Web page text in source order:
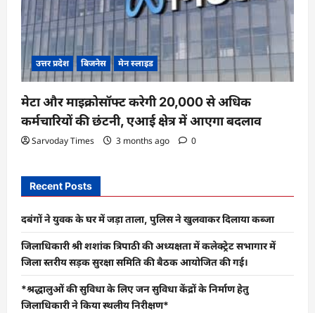
उत्तर प्रदेश बिजनेस मेन स्लाइड
मेटा और माइक्रोसॉफ्ट करेगी 20,000 से अधिक
कर्मचारियों की छंटनी, एआई क्षेत्र में आएगा बदलाव
Sarvoday Times 3 months ago 0
Recent Posts
दबंगों ने युवक के घर में जड़ा ताला, पुलिस ने खुलवाकर दिलाया कब्जा
जिलाधिकारी श्री शशांक त्रिपाठी की अध्यक्षता में कलेक्ट्रेट सभागार में
जिला स्तरीय सड़क सुरक्षा समिति की बैठक आयोजित की गई।
*श्रद्धालुओं की सुविधा के लिए जन सुविधा केंद्रों के निर्माण हेतु
जिलाधिकारी ने किया स्थलीय निरीक्षण*